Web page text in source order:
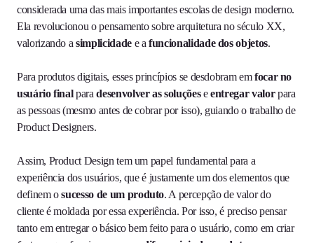
considerada uma das mais importantes escolas de design moderno.
Ela revolucionou o pensamento sobre arquitetura no século XX,
valorizando asimplicidade e a funcionalidade dos objetos.
Para produtos digitais, esses princípios se desdobram emfocar no
usuário finalpara desenvolver as soluçõeseentregar valorpara
as pessoas (mesmo antes de cobrar por isso), guiando o trabalho de
Product Designers.
Assim, Product Design tem um papel fundamental para a
experiência dos usuários, que é justamente um dos elementos que
definem osucesso de um produto. A percepção de valor do
cliente é moldada por essa experiência. Por isso, é preciso pensar
tanto em entregar o básico bem feito para o usuário, como em criar